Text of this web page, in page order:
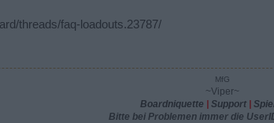
threads/faq-loadouts.23787/
MfG
~Viper~
Boardniquette | Support |
Bitte bei Problemen immer die